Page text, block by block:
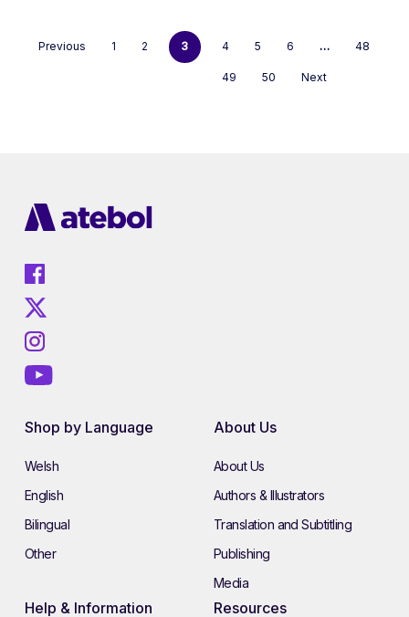
Previous 1 2 3 4 5 6 … 48
49 50 Next
Shop by Language
Welsh
English
Bilingual
Other
About Us
About Us
Authors & Illustrators
Translation and Subtitling
Publishing
Media
Help & Information Resources